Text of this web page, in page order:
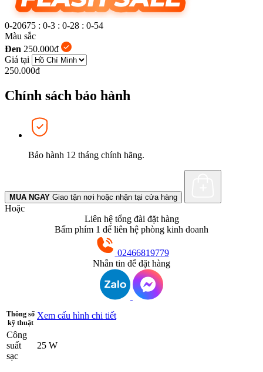
0-20675 : 0-3 : 0-28 : 0-55
Màu sắc
Đen 250.000đ
Giá tại
250.000đ
Chính sách bảo hành
Bảo hành 12 tháng chính hãng.
MUA NGAY Giao tận nơi hoặc nhận tại cửa hàng
Hoặc
Liên hệ tổng đài đặt hàng
Bấm phím 1 để liên hệ phòng kinh doanh
02466819779
Nhắn tin để đặt hàng
Thông số
kỹ thuật
Xem cấu hình chi tiết
Công
suất
sạc
25 W